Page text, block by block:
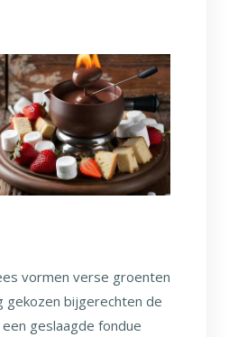
vormen verse groenten
gekozen bijgerechten de
geslaagde fondue